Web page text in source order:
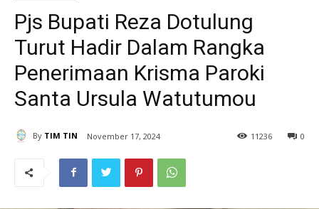
Pjs Bupati Reza Dotulung
Turut Hadir Dalam Rangka
Penerimaan Krisma Paroki
Santa Ursula Watutumou
By TIM TIN November 17, 2024 0
11236